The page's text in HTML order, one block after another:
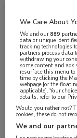
Mensen met
weinig
Vakgebieden:
We Care About
We and our889
data or unique
tracking technologies
partners process data
withdrawing your
some content and ads
resurface this menu
time by clicking the
webpage [or the
applicable]. Your
details, refer to our
Would you rather not?
cookies, these do not
We and our